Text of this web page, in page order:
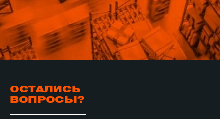
ОСТАЛИСЬ
ВОПРОСЫ?